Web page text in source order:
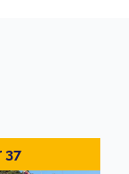
37